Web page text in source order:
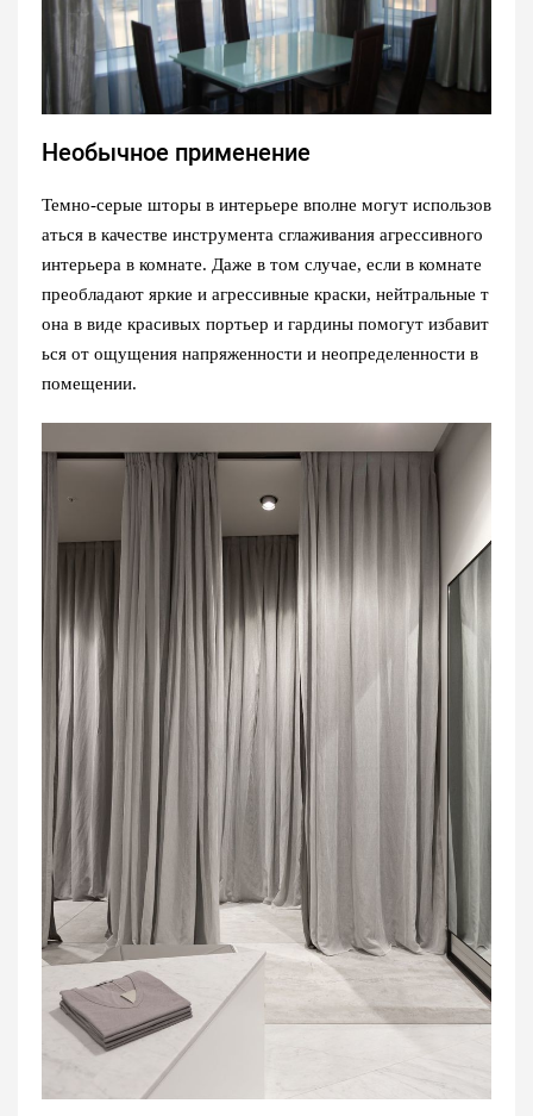
Необычное применение
Темно-серые шторы в интерьере вполне могут использов
аться в качестве инструмента сглаживания агрессивного
интерьера в комнате. Даже в том случае, если в комнате
преобладают яркие и агрессивные краски, нейтральные т
она в виде красивых портьер и гардины помогут избавит
ься от ощущения напряженности и неопределенности в
помещении.